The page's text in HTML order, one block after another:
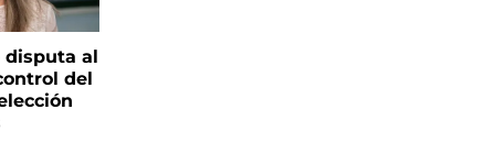
disputa al
del